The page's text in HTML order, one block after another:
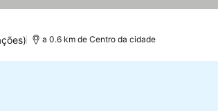
a 0.6 km de Centro da cidade